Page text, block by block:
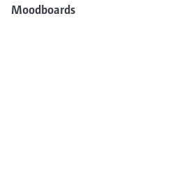
Moodboards